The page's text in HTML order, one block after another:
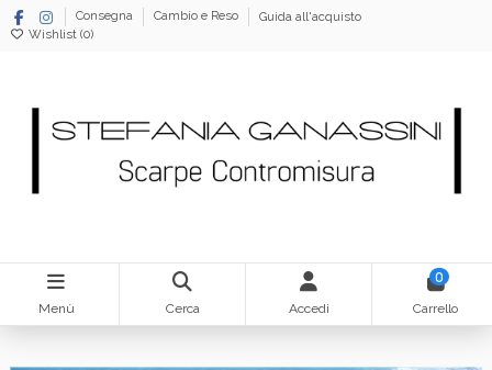
Consegna Cambio e Reso
Guida all'acquisto
Wishlist (0)
Menù Cerca Accedi
0
Carrello